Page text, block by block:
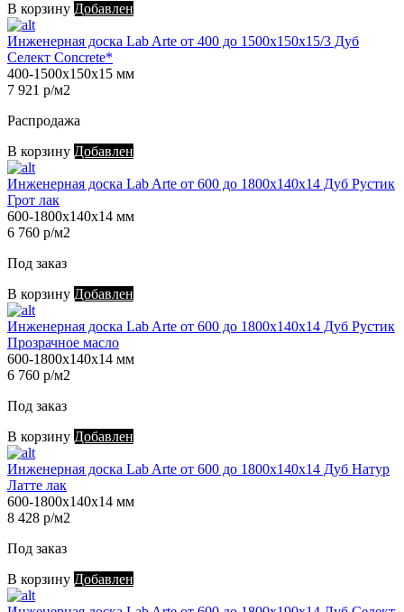
В корзину Добавлен
Инженерная доска Lab Arte от 400 до 1500х150х15/3 Дуб
Селект Concrete*
400-1500х150х15 мм
7 921 р/м2
Распродажа
В корзину Добавлен
Инженерная доска Lab Arte от 600 до 1800х140х14 Дуб Рустик
Грот лак
600-1800х140х14 мм
6 760 р/м2
Под заказ
В корзину Добавлен
Инженерная доска Lab Arte от 600 до 1800х140х14 Дуб Рустик
Прозрачное масло
600-1800х140х14 мм
6 760 р/м2
Под заказ
В корзину Добавлен
Инженерная доска Lab Arte от 600 до 1800х140х14 Дуб Натур
Латте лак
600-1800х140х14 мм
8 428 р/м2
Под заказ
В корзину Добавлен